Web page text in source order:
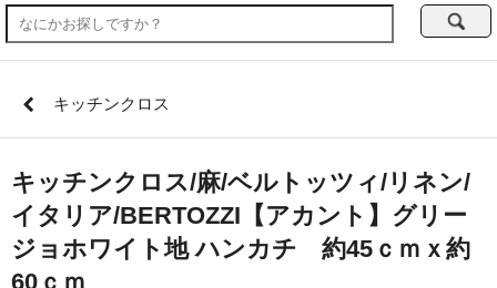
キッチンクロス
キッチンクロス/麻/ベルトッツィ/リネン/
イタリア/BERTOZZI【アカント】グリー
ジョホワイト地 ハンカチ 約45ｃｍｘ約
60ｃｍ